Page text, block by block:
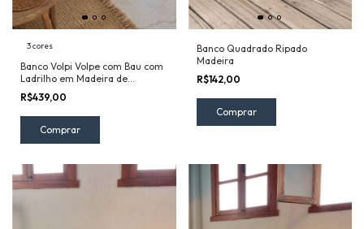
3 cores
Banco Volpi Volpe com Bau com
Ladrilho em Madeira de
Demolição 2 Lugares
R$439,00
Comprar
Banco Quadrado Ripado
Madeira
R$142,00
Comprar